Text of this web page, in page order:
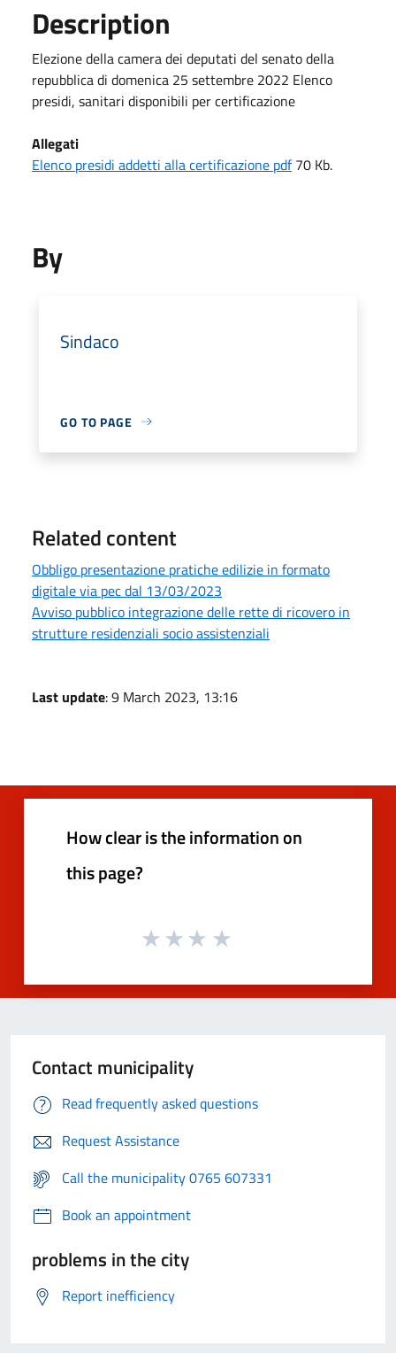
Description
Elezione della camera dei deputati del senato della
repubblica di domenica 25 settembre 2022 Elenco
presidi, sanitari disponibili per certificazione
Allegati
Elenco presidi addetti alla certificazione pdf70 Kb.
By
Sindaco
GO TO PAGE
Related content
Obbligo presentazione pratiche edilizie in formato
digitale via pec dal 13/03/2023
Avviso pubblico integrazione delle rette di ricovero in
strutture residenziali socio assistenziali
Last update: 9 March 2023, 13:16
How clear is the information on
this page?
Contact municipality
Read frequently asked questions
Request Assistance
Call the municipality 0765 607331
Book an appointment
problems in the city
Report inefficiency